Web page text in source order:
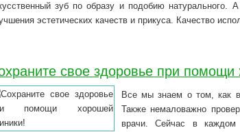
зуб по образу и подобию натурального.
эстетических качеств и прикуса. Качество
свое здоровье при помощи
Все мы знаем о том, как
Также немаловажно
врачи. Сейчас в каждом